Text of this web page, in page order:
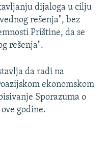
dijaloga u cilju
rešenja", bez
Prištine, da se
rešenja".
da radi na
ekonomskom
Sporazuma o
godine.